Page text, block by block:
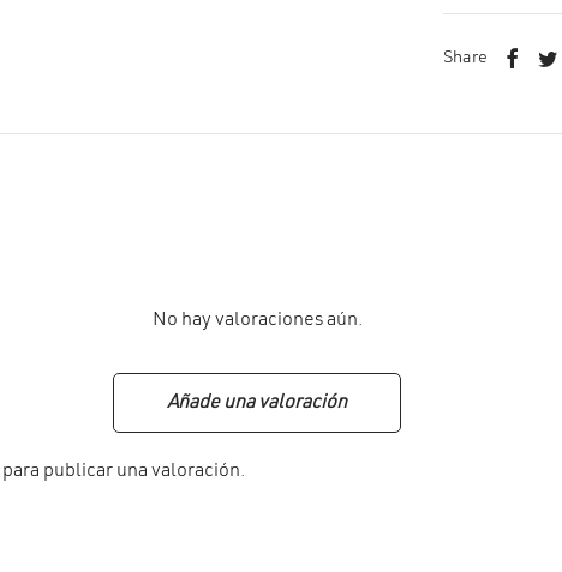
Share
No hay valoraciones aún.
Añade una valoración
para publicar una valoración.